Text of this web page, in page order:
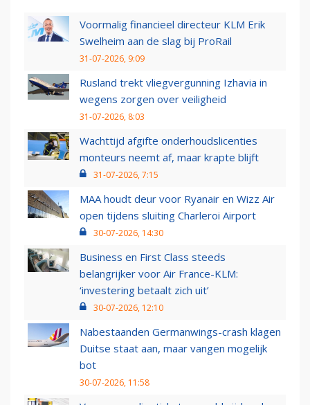
Voormalig financieel directeur KLM Erik
Swelheim aan de slag bij ProRail
31-07-2026, 9:09
Rusland trekt vliegvergunning Izhavia in
wegens zorgen over veiligheid
31-07-2026, 8:03
Wachttijd afgifte onderhoudslicenties
monteurs neemt af, maar krapte blijft
31-07-2026, 7:15
MAA houdt deur voor Ryanair en Wizz Air
open tijdens sluiting Charleroi Airport
30-07-2026, 14:30
Business en First Class steeds
belangrijker voor Air France-KLM:
‘investering betaalt zich uit’
30-07-2026, 12:10
Nabestaanden Germanwings-crash klagen
Duitse staat aan, maar vangen mogelijk
bot
30-07-2026, 11:58